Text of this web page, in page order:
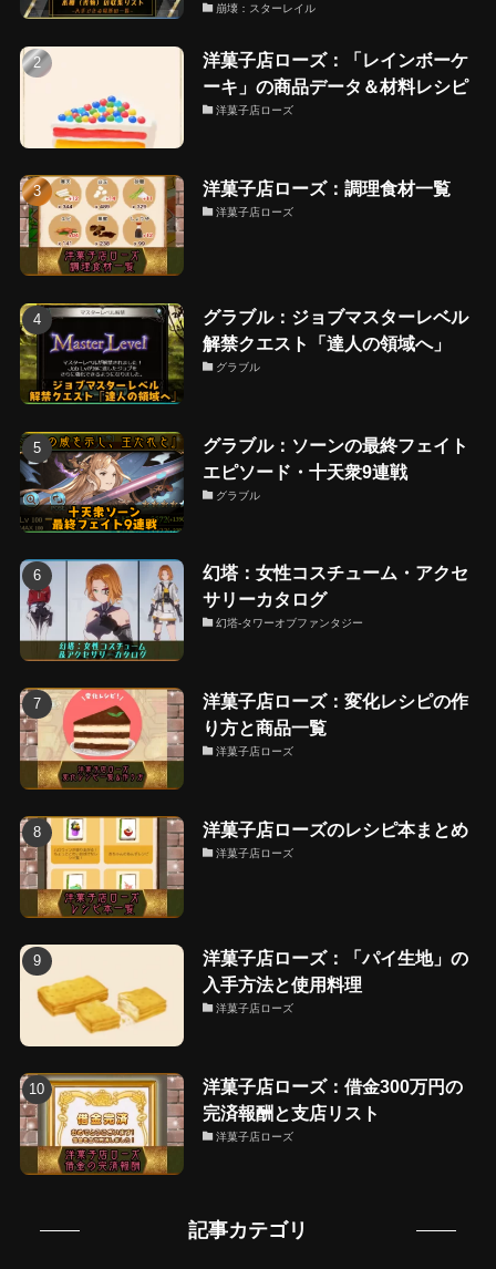
崩壊：スターレイル
洋菓子店ローズ：「レインボーケ
ーキ」の商品データ＆材料レシピ
洋菓子店ローズ
洋菓子店ローズ：調理食材一覧
洋菓子店ローズ
グラブル：ジョブマスターレベル
解禁クエスト「達人の領域へ」
グラブル
グラブル：ソーンの最終フェイト
エピソード・十天衆9連戦
グラブル
幻塔：女性コスチューム・アクセ
サリーカタログ
幻塔-タワーオブファンタジー
洋菓子店ローズ：変化レシピの作
り方と商品一覧
洋菓子店ローズ
洋菓子店ローズのレシピ本まとめ
洋菓子店ローズ
洋菓子店ローズ：「パイ生地」の
入手方法と使用料理
洋菓子店ローズ
洋菓子店ローズ：借金300万円の
完済報酬と支店リスト
洋菓子店ローズ
記事カテゴリ